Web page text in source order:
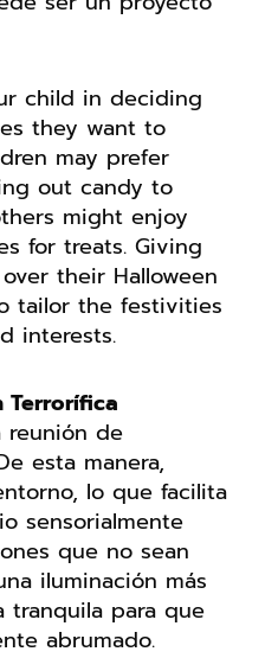
child in deciding
they want to
may prefer
out candy to
might enjoy
for treats. Giving
their Halloween
tailor the festivities
interests.
Terrorífica
reunión de
esta manera,
lo que facilita
sensorialmente
que no sean
iluminación más
tranquila para que
abrumado.